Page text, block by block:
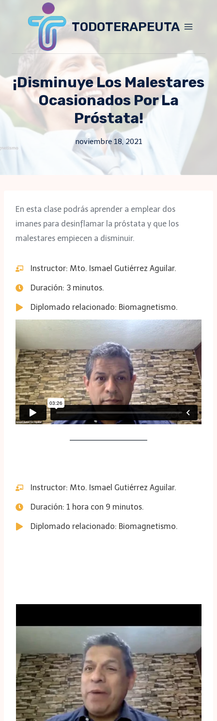
TODOTERAPEUTA
¡Disminuye Los Malestares
Ocasionados Por La
Próstata!
noviembre 18, 2021
En esta clase podrás aprender a emplear dos
imanes para desinflamar la próstata y que los
malestares empiecen a disminuir.
Instructor: Mto. Ismael Gutiérrez Aguilar.
Duración: 3 minutos.
Diplomado relacionado: Biomagnetismo.
Instructor: Mto. Ismael Gutiérrez Aguilar.
Duración: 1 hora con 9 minutos.
Diplomado relacionado: Biomagnetismo.